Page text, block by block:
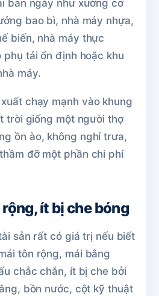
ban ngày như xưởng cơ
bao bì, nhà máy nhựa,
biến, nhà máy thực
phụ tải ổn định hoặc khu
máy.
chạy mạnh vào khung
trời giống một người thợ
ồn ào, không nghỉ trưa,
đỡ một phần chi phí
ít bị che bóng
sản rất có giá trị nếu biết
tôn rộng, mái bằng
chắc chắn, ít bị che bởi
bồn nước, cột kỹ thuật